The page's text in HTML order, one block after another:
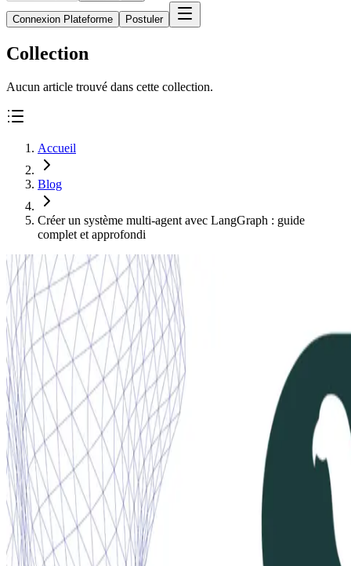
Connexion Plateforme Postuler
Collection
Aucun article trouvé dans cette collection.
Accueil
Blog
Créer un système multi-agent avec LangGraph : guide
complet et approfondi